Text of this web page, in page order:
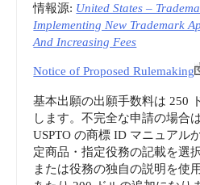
Effect
Under
Cabinet
Resolution
No.
情報源: United States –
Implementing New Trademark
And Increasing Fees
Notice of Proposed Rulemaking
基本出願の出願手数料は 250
します。不完全な申請の場合
USPTO の商標 ID マニュアル
定商品・指定役務の記載を選
または役務の独自の説明を使